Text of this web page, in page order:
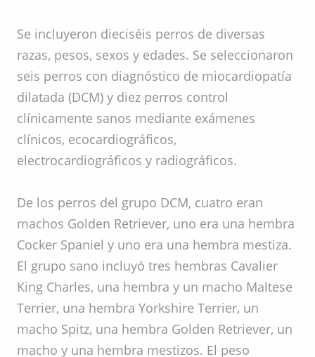
Se incluyeron dieciséis perros de diversas
razas, pesos, sexos y edades. Se seleccionaron
seis perros con diagnóstico de miocardiopatía
dilatada (DCM) y diez perros control
clínicamente sanos mediante exámenes
clínicos, ecocardiográficos,
electrocardiográficos y radiográficos.
De los perros del grupo DCM, cuatro eran
machos Golden Retriever, uno era una hembra
Cocker Spaniel y uno era una hembra mestiza.
El grupo sano incluyó tres hembras Cavalier
King Charles, una hembra y un macho Maltese
Terrier, una hembra Yorkshire Terrier, un
macho Spitz, una hembra Golden Retriever, un
macho y una hembra mestizos. El peso